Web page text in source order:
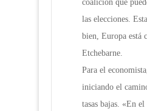
coalición que
las elecciones.
bien, Europa está
Etchebarne.
Para el
iniciando el
tasas bajas. «En